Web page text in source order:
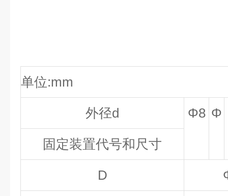
单位:mm
外径d Φ8 Φ
固定装置代号和尺寸
D